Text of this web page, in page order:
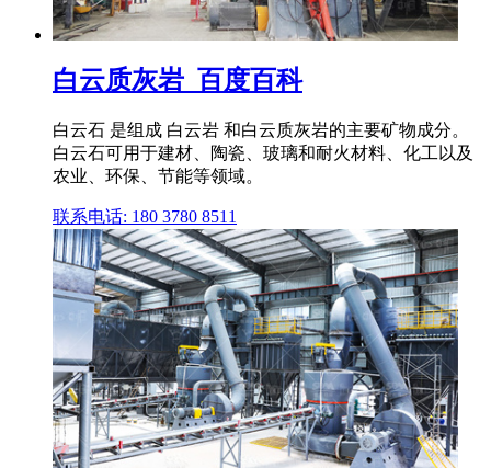
白云质灰岩_百度百科
白云石 是组成 白云岩 和白云质灰岩的主要矿物成分。
白云石可用于建材、陶瓷、玻璃和耐火材料、化工以及
农业、环保、节能等领域。
联系电话: 180 3780 8511